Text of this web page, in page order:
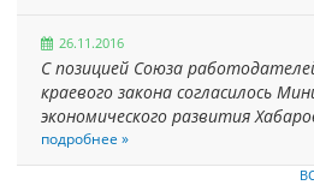
26.11.2016
С позицией Союза
краевого закона согласилось
экономического развития
подробнее »